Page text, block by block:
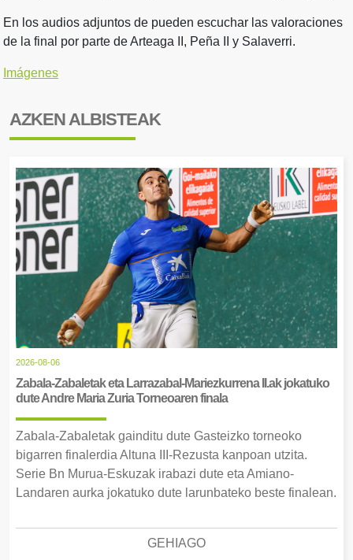
En los audios adjuntos de pueden escuchar las valoraciones
de la final por parte de Arteaga II, Peña II y Salaverri.
Imágenes
AZKEN ALBISTEAK
2026-08-06
Zabala-Zabaletak eta Larrazabal-Mariezkurrena II.ak jokatuko
dute Andre Maria Zuria Torneoaren finala
Zabala-Zabaletak gainditu dute Gasteizko torneoko
bigarren finalerdia Altuna III-Rezusta kanpoan utzita.
Serie Bn Murua-Eskuzak irabazi dute eta Amiano-
Landaren aurka jokatuko dute larunbateko beste finalean.
GEHIAGO